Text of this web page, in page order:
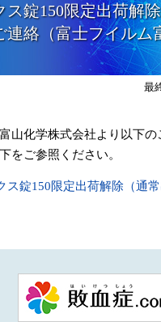
ス錠150限定出荷解
連絡（富士フイルム
最
山化学株式会社より以下の
をご参照ください。
ス錠150限定出荷解除（通